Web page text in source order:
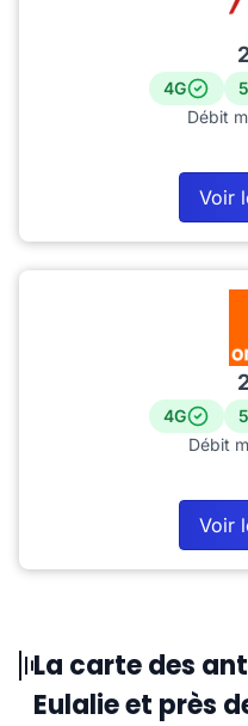
4G
Débit
Voir
4G
Débit
Voir
La carte des
Eulalie et près